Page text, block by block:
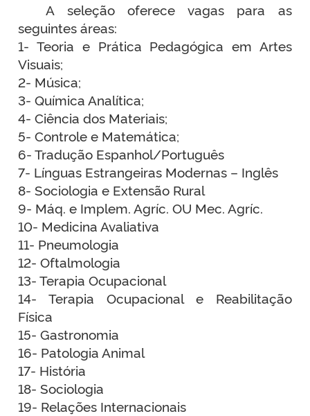
A seleção oferece vagas para as
seguintes áreas:
1- Teoria e Prática Pedagógica em Artes
Visuais;
2- Música;
3- Química Analítica;
4- Ciência dos Materiais;
5- Controle e Matemática;
6- Tradução Espanhol/Português
7- Línguas Estrangeiras Modernas – Inglês
8- Sociologia e Extensão Rural
9- Máq. e Implem. Agríc. OU Mec. Agríc.
10- Medicina Avaliativa
11- Pneumologia
12- Oftalmologia
13- Terapia Ocupacional
14- Terapia Ocupacional e Reabilitação
Física
15- Gastronomia
16- Patologia Animal
17- História
18- Sociologia
19- Relações Internacionais